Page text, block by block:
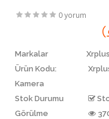
0 yorum
Markalar
Xrplus
Ürün Kodu:
Kamera
Stok Durumu
Görülme